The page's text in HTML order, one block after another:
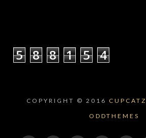
5 8 8 1 5 4
COPYRIGHT © 2016 CUPCATZ.
ODDTHEMES